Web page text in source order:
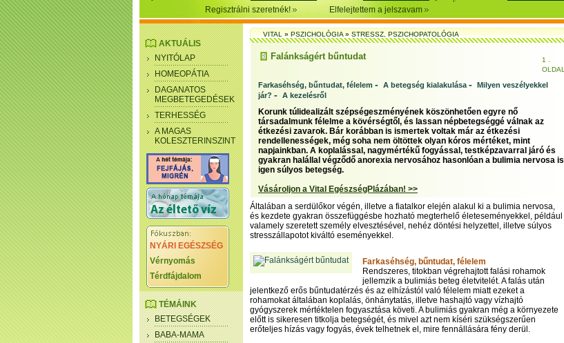
Regisztrálni szeretnék!
Elfelejtettem a jelszavam
AKTUÁLIS
NYITÓLAP
HOMEOPÁTIA
DAGANATOS
MEGBETEGEDÉSEK
TERHESSÉG
A MAGAS
KOLESZTERINSZINT
NYÁRI EGÉSZSÉG
Vérnyomás
Térdfájdalom
TÉMÁINK
BETEGSÉGEK
BABA-MAMA
VITAL»PSZICHOLÓGIA»STRESSZ, PSZICHOPATOLÓGIA
Falánkságért bűntudat
1 .
OLDAL
Farkaséhség, bűntudat, félelem - A betegség kialakulása - Milyen veszélyekkel
jár? - A kezelésről
Korunk túlidealizált szépségeszményének köszönhetően egyre nő
társadalmunk félelme a kövérségtől, és lassan népbetegséggé válnak az
étkezési zavarok. Bár korábban is ismertek voltak már az étkezési
rendellenességek, még soha nem öltöttek olyan kóros mértéket, mint
napjainkban. A koplalással, nagymértékű fogyással, testképzavarral járó és
gyakran halállal végződő anorexia nervosához hasonlóan a bulimia nervosa is
igen súlyos betegség.
Vásároljon a Vital EgészségPlázában! >>
Általában a serdülőkor végén, illetve a fiatalkor elején alakul ki a bulimia nervosa,
és kezdete gyakran összefüggésbe hozható megterhelő életeseményekkel, például
valamely szeretett személy elvesztésével, nehéz döntési helyzettel, illetve súlyos
stresszállapotot kiváltó eseményekkel.
Farkaséhség, bűntudat, félelem
Rendszeres, titokban végrehajtott falási rohamok
jellemzik a bulimiás beteg életvitelét. A falás után
jelentkező erős bűntudatérzés és az elhízástól való félelem miatt ezeket a
rohamokat általában koplalás, önhánytatás, illetve hashajtó vagy vízhajtó
gyógyszerek mértéktelen fogyasztása követi. A bulimiás gyakran még a környezete
előtt is sikeresen titkolja betegségét, és mivel azt nem kíséri szükségszerűen
erőteljes hízás vagy fogyás, évek telhetnek el, mire fennállására fény derül.